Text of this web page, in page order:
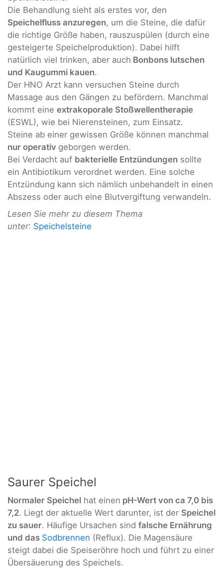
Die Behandlung sieht als erstes vor, den
Speichelfluss anzuregen, um die Steine, die dafür
die richtige Größe haben, rauszuspülen (durch eine
gesteigerte Speichelproduktion). Dabei hilft
natürlich viel trinken, aber auch Bonbons lutschen
und Kaugummi kauen.
Der HNO Arzt kann versuchen Steine durch
Massage aus den Gängen zu befördern. Manchmal
kommt eine extrakoporale Stoßwellentherapie
(ESWL), wie bei Nierensteinen, zum Einsatz.
Steine ab einer gewissen Größe können manchmal
nur operativ geborgen werden.
Bei Verdacht auf bakterielle Entzündungen sollte
ein Antibiotikum verordnet werden. Eine solche
Entzündung kann sich nämlich unbehandelt in einen
Abszess oder auch eine Blutvergiftung verwandeln.
Lesen Sie mehr zu diesem Thema
unter: Speichelsteine
Saurer Speichel
Normaler Speichel hat einen pH-Wert von ca 7,0 bis
7,2. Liegt der aktuelle Wert darunter, ist der Speichel
zu sauer. Häufige Ursachen sind falsche Ernährung
und das Sodbrennen (Reflux). Die Magensäure
steigt dabei die Speiseröhre hoch und führt zu einer
Übersäuerung des Speichels.